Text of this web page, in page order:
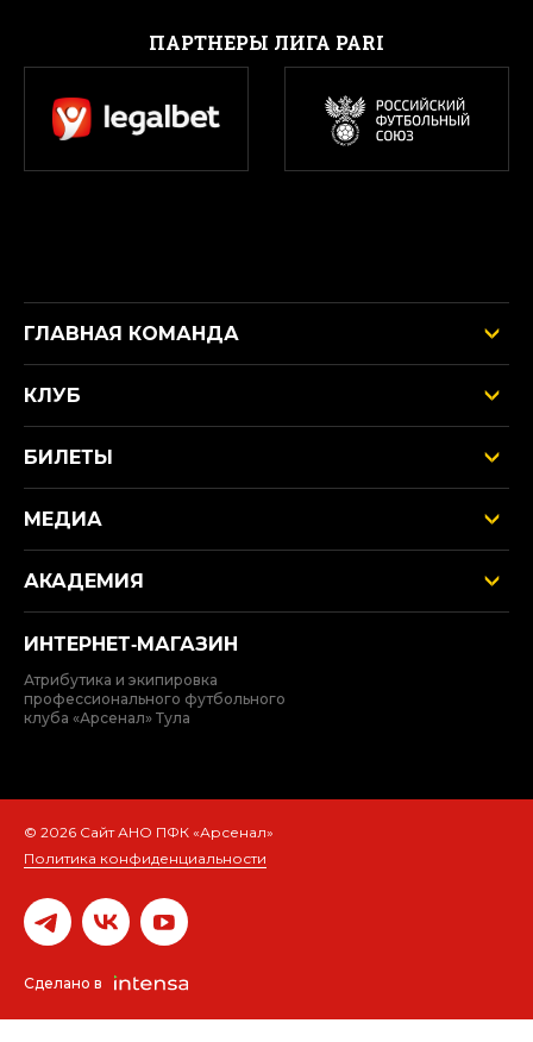
ПАРТНЕРЫ ЛИГА PARI
ГЛАВНАЯ КОМАНДА
КЛУБ
БИЛЕТЫ
МЕДИА
АКАДЕМИЯ
ИНТЕРНЕТ‑МАГАЗИН
Атрибутика и экипировка
профессионального футбольного
клуба «Арсенал» Тула
© 2026 Сайт АНО ПФК «Арсенал»
Политика конфиденциальности
Сделано в